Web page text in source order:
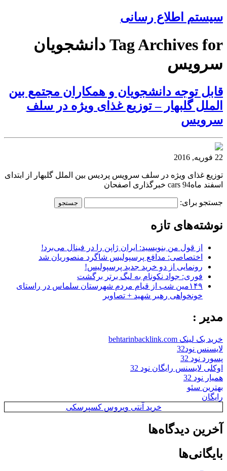
سیستم اطلاع رسانی
Tag Archives for دانشجویان
سرویس
قابل توجه دانشجویان و همكاران مجتمع بین
الملل گلبهار – توزیع غذای ویژه در سلف
سرویس
22 فوریه, 2016
توزیع غذای ویژه در سلف سرویس پردیس بین الملل گلبهار از ابتدای
اسفند ماه94 cars خبرگذاری اصفحان
جستجو برای:
نوشته‌های تازه
از قول من بنویسید: ایران ژاپن را در فینال می‌برد!
اختصاصی: مدافع پرسپولیس شاگرد منصوریان شد
رونمایی از دو خرید جدید پرسپولیس!
فوری: جواد نکونام به لیگ برتر برگشت
۱۴۹مین شب از قیام مردم شهرستان سلماس در راستای
خونخواهی رهبر شهید + تصاویر
مدیر :
خرید بک لینک behtarinbacklink.com
لایسنس نود32
پسورد نود 32
اوکلی لایسنس رایگان نود 32
همیار نود 32
بهترین سئو
رایگان
خرید آنتی ویروس کسپرسکی
آخرین دیدگاه‌ها
بایگانی‌ها